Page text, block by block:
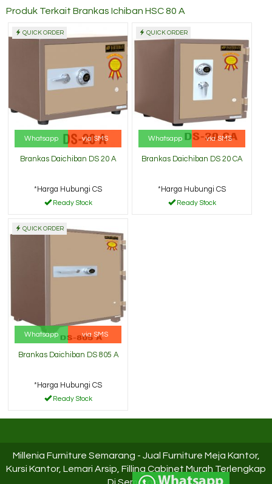
Produk Terkait Brankas Ichiban HSC 80 A
QUICK ORDER
Whatsapp via SMS
Brankas Daichiban DS 20 A
*Harga Hubungi CS
Ready Stock
QUICK ORDER
Whatsapp via SMS
Brankas Daichiban DS 20 CA
*Harga Hubungi CS
Ready Stock
QUICK ORDER
Whatsapp via SMS
Brankas Daichiban DS 805 A
*Harga Hubungi CS
Ready Stock
Millenia Furniture Semarang - Jual Furniture Meja Kantor,
Kursi Kantor, Lemari Arsip, Filling Cabinet Murah Terlengkap
Di Semarang